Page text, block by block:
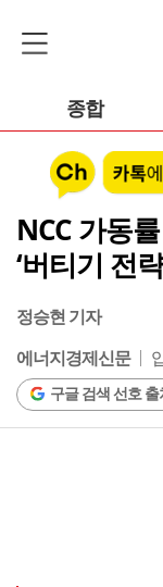
종합
NCC 가동
‘버티기 전
정승현 기자
에너지경제신문
구글 검색 선호